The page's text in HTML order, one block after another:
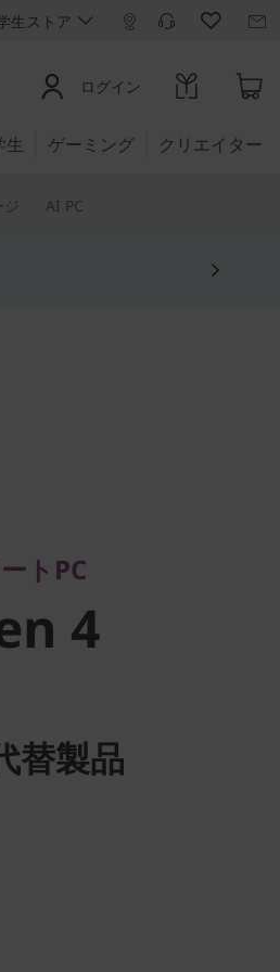
生ストア
ログイン
生 ゲーミング クリエイター
ジ AI PC
トPC
4
替製品